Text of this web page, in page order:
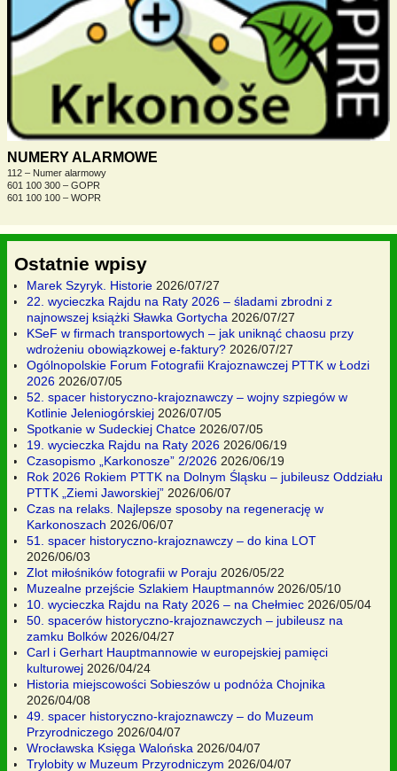
NUMERY ALARMOWE
112 – Numer alarmowy
601 100 300 – GOPR
601 100 100 – WOPR
Ostatnie wpisy
Marek Szyryk. Historie 2026/07/27
22. wycieczka Rajdu na Raty 2026 – śladami zbrodni z
najnowszej książki Sławka Gortycha 2026/07/27
KSeF w firmach transportowych – jak uniknąć chaosu przy
wdrożeniu obowiązkowej e-faktury? 2026/07/27
Ogólnopolskie Forum Fotografii Krajoznawczej PTTK w Łodzi
2026 2026/07/05
52. spacer historyczno-krajoznawczy – wojny szpiegów w
Kotlinie Jeleniogórskiej 2026/07/05
Spotkanie w Sudeckiej Chatce 2026/07/05
19. wycieczka Rajdu na Raty 2026 2026/06/19
Czasopismo „Karkonosze” 2/2026 2026/06/19
Rok 2026 Rokiem PTTK na Dolnym Śląsku – jubileusz Oddziału
PTTK „Ziemi Jaworskiej” 2026/06/07
Czas na relaks. Najlepsze sposoby na regenerację w
Karkonoszach 2026/06/07
51. spacer historyczno-krajoznawczy – do kina LOT
2026/06/03
Zlot miłośników fotografii w Poraju 2026/05/22
Muzealne przejście Szlakiem Hauptmannów 2026/05/10
10. wycieczka Rajdu na Raty 2026 – na Chełmiec 2026/05/04
50. spacerów historyczno-krajoznawczych – jubileusz na
zamku Bolków 2026/04/27
Carl i Gerhart Hauptmannowie w europejskiej pamięci
kulturowej 2026/04/24
Historia miejscowości Sobieszów u podnóża Chojnika
2026/04/08
49. spacer historyczno-krajoznawczy – do Muzeum
Przyrodniczego 2026/04/07
Wrocławska Księga Walońska 2026/04/07
Trylobity w Muzeum Przyrodniczym 2026/04/07